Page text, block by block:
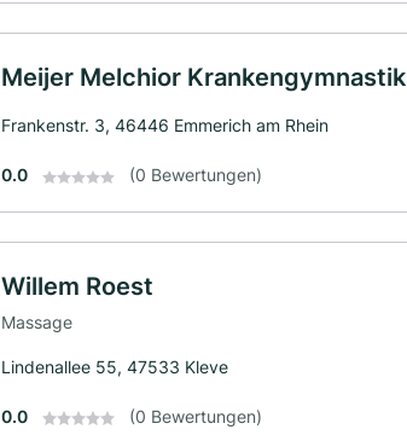
Meijer Melchior Krankengymnastik
Frankenstr. 3, 46446 Emmerich am Rhein
0.0 (0 Bewertungen)
Willem Roest
Massage
Lindenallee 55, 47533 Kleve
0.0 (0 Bewertungen)